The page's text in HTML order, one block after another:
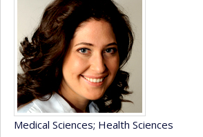
Medical Sciences; Health Sciences